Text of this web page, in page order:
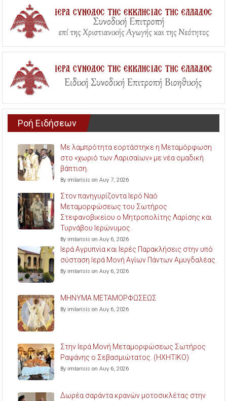
Ροή Ειδήσεων
Με λαμπρότητα εορτάστηκε η Μεταμόρφωση
στο «χωριό των Λαρισαίων» με νέα ομαδική
βάπτιση.
By imlarisis on Αυγ 7, 2026
Στον πανηγυρίζοντα Ιερό Ναό
Μεταμορφώσεως του Σωτήρος
Στεφανοβικείου ο Μητροπολίτης Λαρίσης και
Τυρνάβου Ιερώνυμος.
By imlarisis on Αυγ 6, 2026
Ιερά Αγρυπνία και Ιερές Παρακλήσεις στην υπό
σύσταση Ιερά Μονή Αγίων Πάντων Αμυγδαλέας.
By imlarisis on Αυγ 6, 2026
ΜΗΝΥΜΑ ΜΕΤΑΜΟΡΦΩΣΕΩΣ
By imlarisis on Αυγ 6, 2026
Στην Ιερά Μονή Μεταμορφώσεως Σωτήρος
Ραψάνης ο Σεβασμιώτατος. (ΗΧΗΤΙΚΟ)
By imlarisis on Αυγ 6, 2026
Δωρέα σαράντα κρανών μοτοσικλέτας στην